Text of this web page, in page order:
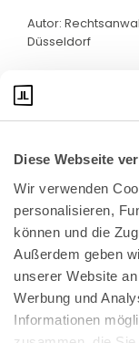
Diese Webseite
Wir verwenden
personalisieren,
können und die
Außerdem geben
unserer Website
Werbung und
Informationen
Autor:
Düsseldorf
Quelle:
53113 Bonn